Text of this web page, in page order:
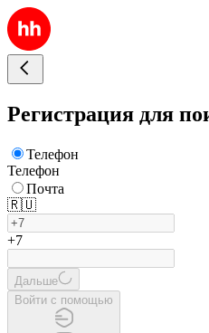
Регистрация для
Телефон
Телефон
Почта
🇷🇺
+7
Дальше
Войти с помощью